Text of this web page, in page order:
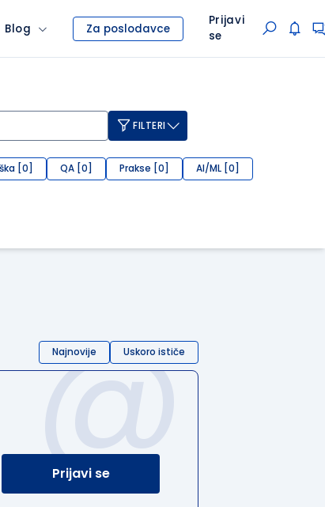
Blog Za poslodavce
Prijavi
se
FILTERI
[0] QA [0] Prakse [0] AI/ML [0]
Najnovije Uskoro ističe
@
Prijavi se